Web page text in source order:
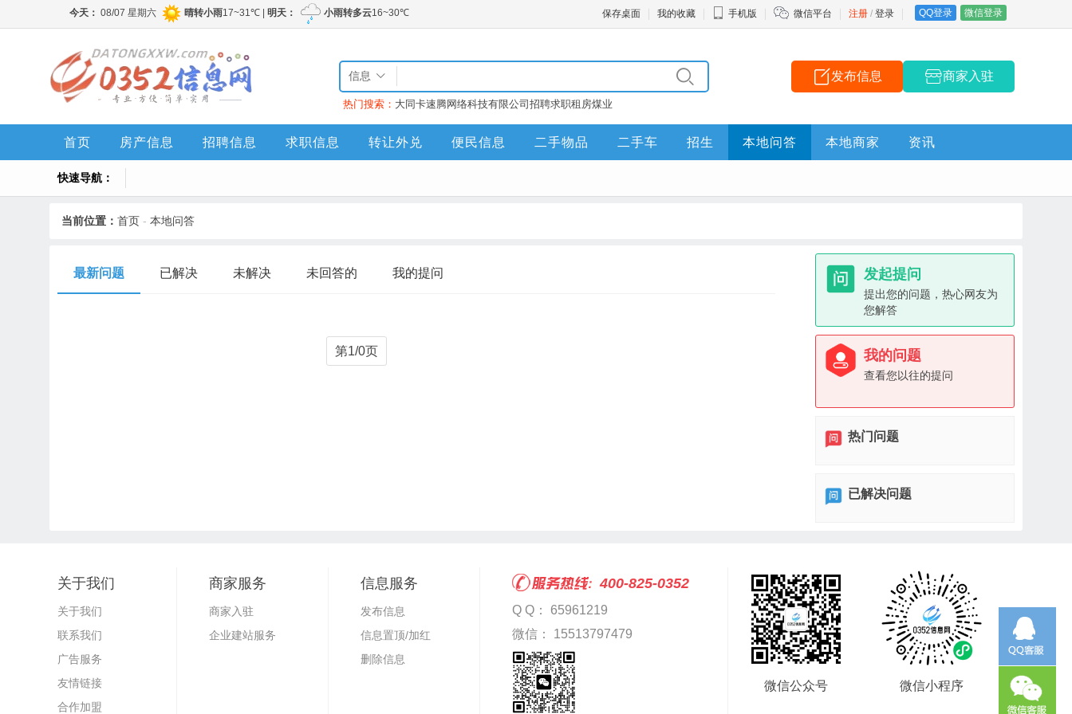
注册 / 登录 QQ登录 微信登录
保存桌面 我的收藏 手机版 微信平台
信息
热门搜索： 大同卡速腾网络科技有限公司 招聘求职租房煤业
发布信息 商家入驻
首页 房产信息 招聘信息 求职信息 转让外兑 便民信息 二手物品 二手车 招生 本地问答 本地商家 资讯
快速导航：
当前位置： 首页 - 本地问答
最新问题 已解决 未解决 未回答的 我的提问
第1/0页
发起提问
提出您的问题，热心网友为
您解答
我的问题
查看您以往的提问
热门问题
已解决问题
关于我们
关于我们
联系我们
广告服务
友情链接
合作加盟
商家服务
商家入驻
企业建站服务
信息服务
发布信息
信息置顶/加红
删除信息
400-825-0352
Q Q： 65961219
微信： 15513797479
微信公众号 微信小程序